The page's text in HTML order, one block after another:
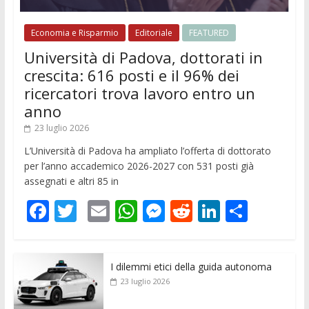
Economia e Risparmio Editoriale FEATURED
Università di Padova, dottorati in
crescita: 616 posti e il 96% dei
ricercatori trova lavoro entro un
anno
23 luglio 2026
L’Università di Padova ha ampliato l’offerta di dottorato
per l’anno accademico 2026-2027 con 531 posti già
assegnati e altri 85 in
F
e
b
o
T
itt
er
E
ai
l
W
s
M
ss
e
R
di
Li
e
C
di
I dilemmi etici della guida autonoma
23 luglio 2026